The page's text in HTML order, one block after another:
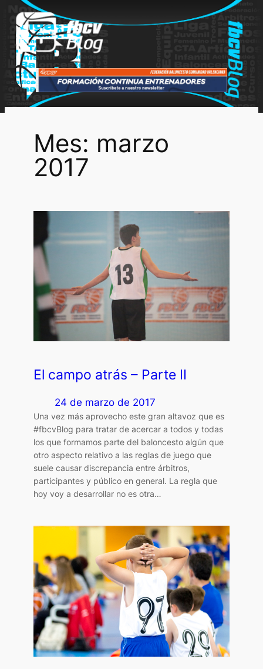
Saltar
contenido
Mes: marzo
2017
El campo atrás – Parte II
24 de marzo de 2017
Una vez más aprovecho este gran altavoz que es
#fbcvBlog para tratar de acercar a todos y todas
los que formamos parte del baloncesto algún que
otro aspecto relativo a las reglas de juego que
suele causar discrepancia entre árbitros,
participantes y público en general. La regla que
hoy voy a desarrollar no es otra…